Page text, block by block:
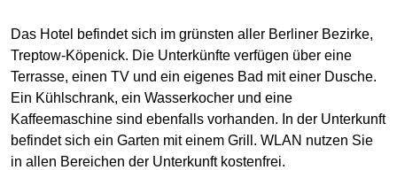
Das Hotel befindet sich im grünsten aller Berliner Bezirke,
Treptow-Köpenick. Die Unterkünfte verfügen über eine
Terrasse, einen TV und ein eigenes Bad mit einer Dusche.
Ein Kühlschrank, ein Wasserkocher und eine
Kaffeemaschine sind ebenfalls vorhanden. In der Unterkunft
befindet sich ein Garten mit einem Grill. WLAN nutzen Sie
in allen Bereichen der Unterkunft kostenfrei.